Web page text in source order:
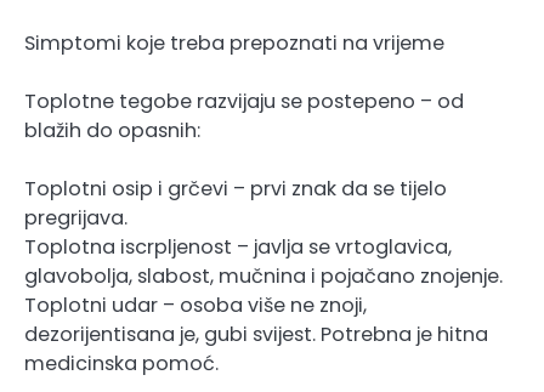
Simptomi koje treba prepoznati na vrijeme
Toplotne tegobe razvijaju se postepeno – od
blažih do opasnih:
Toplotni osip i grčevi – prvi znak da se tijelo
pregrijava.
Toplotna iscrpljenost – javlja se vrtoglavica,
glavobolja, slabost, mučnina i pojačano znojenje.
Toplotni udar – osoba više ne znoji,
dezorijentisana je, gubi svijest. Potrebna je hitna
medicinska pomoć.